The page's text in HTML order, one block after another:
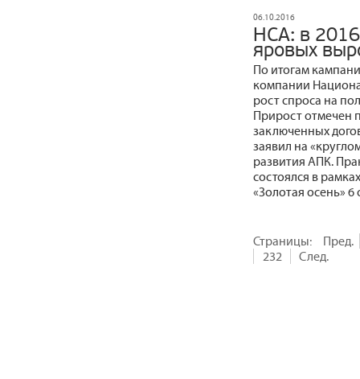
06.10.2016
НСА: в
яровых
По итогам
компании
рост спроса на
Прирост отмечен
заключенных
заявил на
развития АПК.
состоялся в
«Золотая осень»
Страницы:
Пред.
232
След.